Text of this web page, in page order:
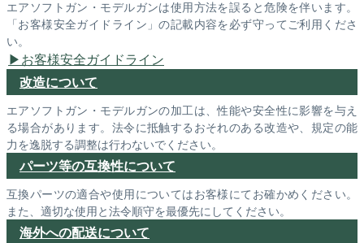
エアソフトガン・モデルガンは使用方法を誤ると危険を伴います。
「お客様安全ガイドライン」の記載内容を必ず守ってご利用くださ
い。
お客様安全ガイドライン
改造について
エアソフトガン・モデルガンの加工は、性能や安全性に影響を与え
る場合があります。法令に抵触するおそれのある改造や、規定の能
力を逸脱する調整は行わないでください。
パーツ等の互換性について
互換パーツの適合や使用についてはお客様にてお確かめください。
また、適切な使用と法令順守を最優先にしてください。
海外への配送について